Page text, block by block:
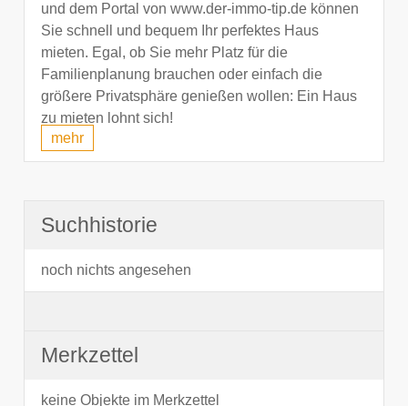
und dem Portal von www.der-immo-tip.de können
Sie schnell und bequem Ihr perfektes Haus
mieten. Egal, ob Sie mehr Platz für die
Familienplanung brauchen oder einfach die
größere Privatsphäre genießen wollen: Ein Haus
zu mieten lohnt sich!
mehr
Suchhistorie
noch nichts angesehen
Merkzettel
keine Objekte im Merkzettel